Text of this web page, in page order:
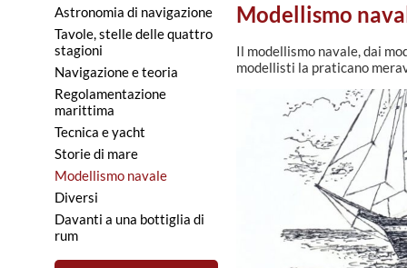
Astronomia di navigazione
Tavole, stelle delle quattro
stagioni
Navigazione e teoria
Regolamentazione
marittima
Tecnica e yacht
Storie di mare
Modellismo navale
Diversi
Davanti a una bottiglia di
rum
Modellismo
Il modellismo navale, dai
modellisti la praticano